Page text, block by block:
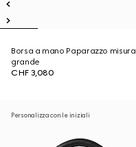
Borsa a mano Paparazzo misura
grande
CHF 3,080
Personalizza con le iniziali